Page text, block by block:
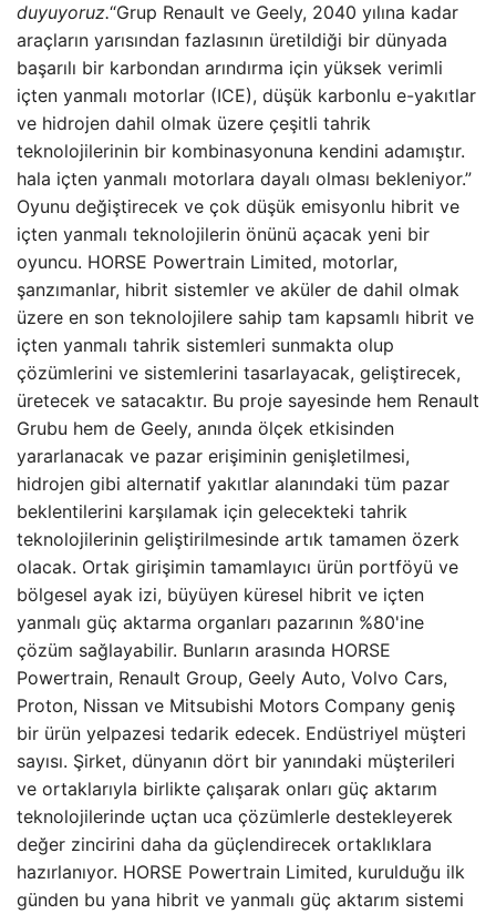
duyuyoruz.“Grup Renault ve Geely, 2040 yılına kadar
araçların yarısından fazlasının üretildiği bir dünyada
başarılı bir karbondan arındırma için yüksek verimli
içten yanmalı motorlar (ICE), düşük karbonlu e-yakıtlar
ve hidrojen dahil olmak üzere çeşitli tahrik
teknolojilerinin bir kombinasyonuna kendini adamıştır.
hala içten yanmalı motorlara dayalı olması bekleniyor.”
Oyunu değiştirecek ve çok düşük emisyonlu hibrit ve
içten yanmalı teknolojilerin önünü açacak yeni bir
oyuncu. HORSE Powertrain Limited, motorlar,
şanzımanlar, hibrit sistemler ve aküler de dahil olmak
üzere en son teknolojilere sahip tam kapsamlı hibrit ve
içten yanmalı tahrik sistemleri sunmakta olup
çözümlerini ve sistemlerini tasarlayacak, geliştirecek,
üretecek ve satacaktır. Bu proje sayesinde hem Renault
Grubu hem de Geely, anında ölçek etkisinden
yararlanacak ve pazar erişiminin genişletilmesi,
hidrojen gibi alternatif yakıtlar alanındaki tüm pazar
beklentilerini karşılamak için gelecekteki tahrik
teknolojilerinin geliştirilmesinde artık tamamen özerk
olacak. Ortak girişimin tamamlayıcı ürün portföyü ve
bölgesel ayak izi, büyüyen küresel hibrit ve içten
yanmalı güç aktarma organları pazarının %80'ine
çözüm sağlayabilir. Bunların arasında HORSE
Powertrain, Renault Group, Geely Auto, Volvo Cars,
Proton, Nissan ve Mitsubishi Motors Company geniş
bir ürün yelpazesi tedarik edecek. Endüstriyel müşteri
sayısı. Şirket, dünyanın dört bir yanındaki müşterileri
ve ortaklarıyla birlikte çalışarak onları güç aktarım
teknolojilerinde uçtan uca çözümlerle destekleyerek
değer zincirini daha da güçlendirecek ortaklıklara
hazırlanıyor. HORSE Powertrain Limited, kurulduğu ilk
günden bu yana hibrit ve yanmalı güç aktarım sistemi